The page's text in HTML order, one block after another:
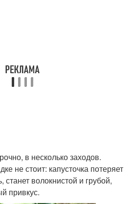
в несколько заходов.
не стоит: капусточка потеряет
волокнистой и грубой,
привкус.